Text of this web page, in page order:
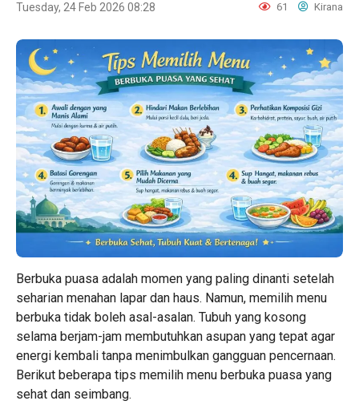
Tuesday, 24 Feb 2026 08:28 61 Kirana
Berbuka puasa adalah momen yang paling dinanti setelah
seharian menahan lapar dan haus. Namun, memilih menu
berbuka tidak boleh asal-asalan. Tubuh yang kosong
selama berjam-jam membutuhkan asupan yang tepat agar
energi kembali tanpa menimbulkan gangguan pencernaan.
Berikut beberapa tips memilih menu berbuka puasa yang
sehat dan seimbang.